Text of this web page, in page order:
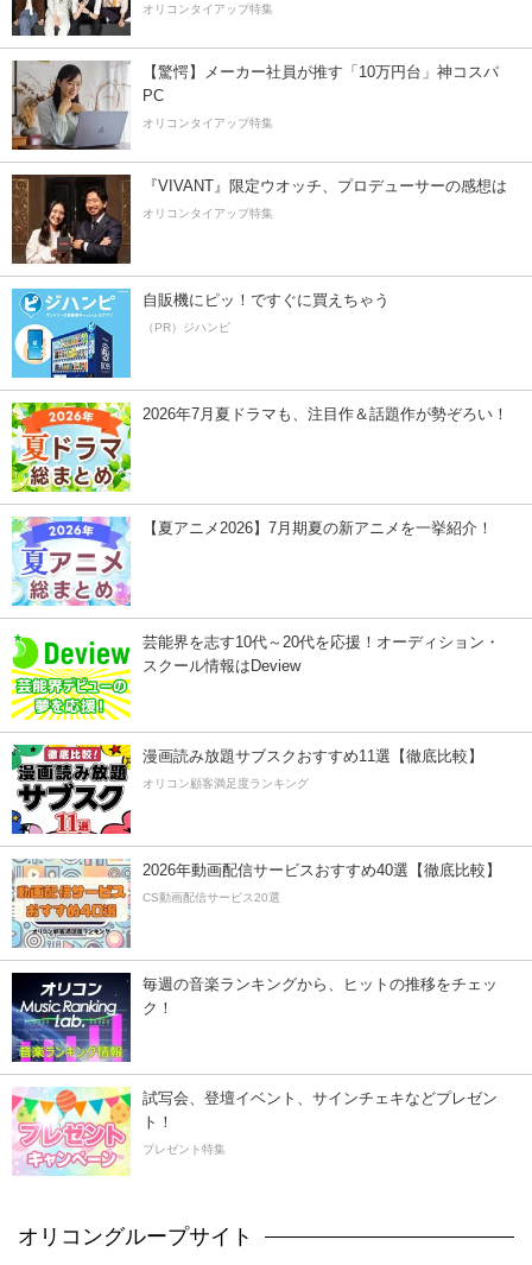
オリコンタイアップ特集
【驚愕】メーカー社員が推す「10万円台」神コスパ
PC
オリコンタイアップ特集
『VIVANT』限定ウオッチ、プロデューサーの感想は
オリコンタイアップ特集
自販機にピッ！ですぐに買えちゃう
（PR）ジハンピ
2026年7月夏ドラマも、注目作＆話題作が勢ぞろい！
【夏アニメ2026】7月期夏の新アニメを一挙紹介！
芸能界を志す10代～20代を応援！オーディション・
スクール情報はDeview
漫画読み放題サブスクおすすめ11選【徹底比較】
オリコン顧客満足度ランキング
2026年動画配信サービスおすすめ40選【徹底比較】
CS動画配信サービス20選
毎週の音楽ランキングから、ヒットの推移をチェッ
ク！
試写会、登壇イベント、サインチェキなどプレゼン
ト！
プレゼント特集
オリコングループサイト